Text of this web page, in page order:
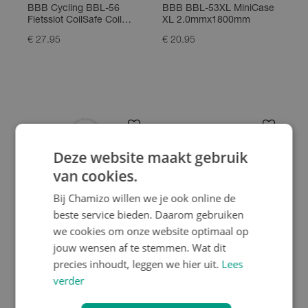
BBB Cycling BBL-56
Fietsslot CoilSafe Coil
€ 27.95
BBB BBL-53XL MiniCase
XL 2.0mmx1800mm
€ 20.95
AXA Kabelslot Roll 75
BBB Cycling
Deze website maakt gebruik
van cookies.
Bij Chamizo willen we je ook online de
beste service bieden. Daarom gebruiken
we cookies om onze website optimaal op
jouw wensen af te stemmen. Wat dit
precies inhoudt, leggen we hier uit. Lees
verder